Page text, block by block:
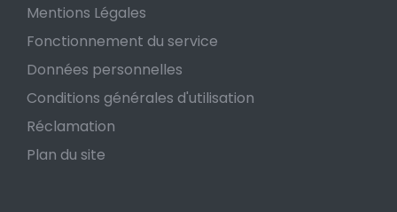
Mentions Légales
Fonctionnement du service
Données personnelles
Conditions générales d'utilisation
Réclamation
Plan du site